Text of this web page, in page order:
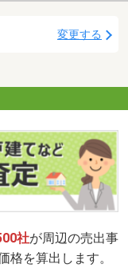
変更する
社が周辺の売出事
格を算出します。